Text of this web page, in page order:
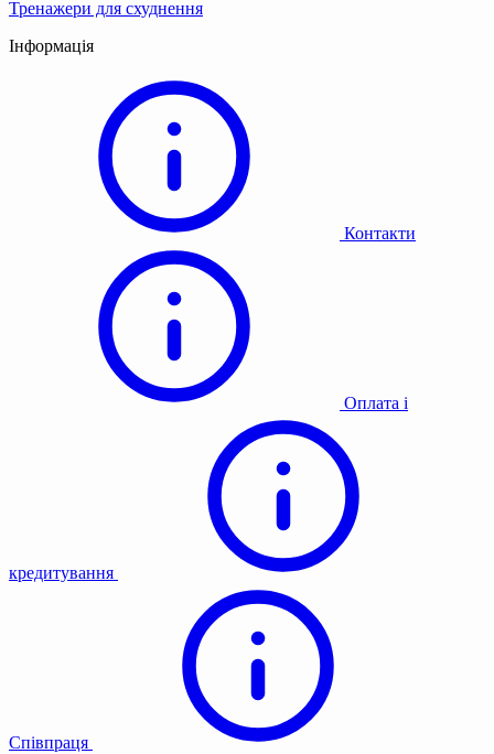
Тренажери для схуднення
Інформація
Контакти
Оплата і
кредитування
Співпраця